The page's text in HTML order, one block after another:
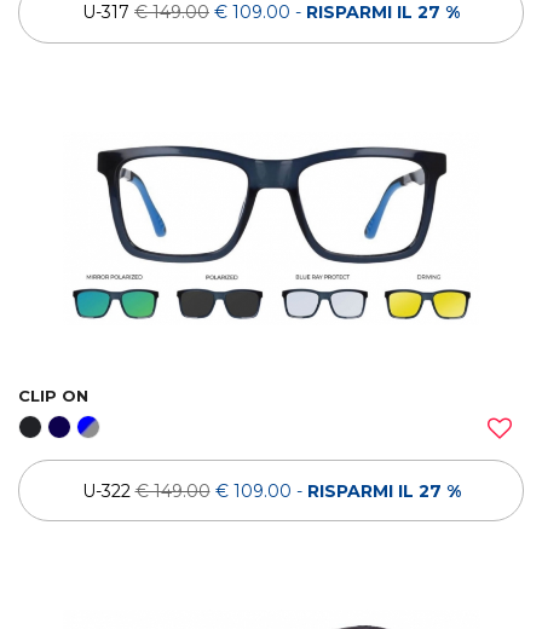
U-317 € 149.00 € 109.00 - RISPARMI IL 27 %
CLIP ON
U-322€ 149.00 € 109.00 - RISPARMI IL 27 %